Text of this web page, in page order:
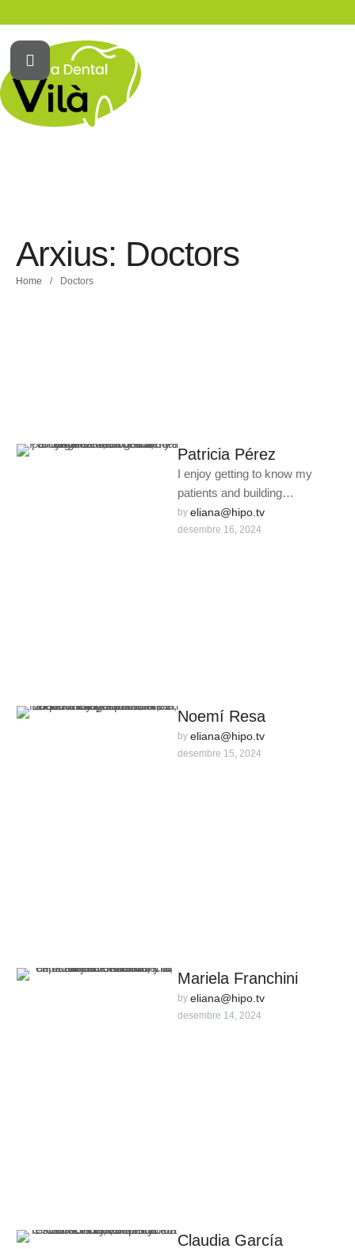
Arxius: Doctors
Home / Doctors
Patricia Pérez
I enjoy getting to know my
patients and building
meaningful relationships. I
understand that each person is
by eliana@hipo.tv
desembre 16, 2024
Noemí Resa
by eliana@hipo.tv
desembre 15, 2024
Mariela Franchini
by eliana@hipo.tv
desembre 14, 2024
Claudia García